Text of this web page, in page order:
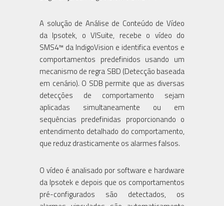
A solução de Análise de Conteúdo de Vídeo
da Ipsotek, o VISuite, recebe o vídeo do
SMS4™ da IndigoVision e identifica eventos e
comportamentos predefinidos usando um
mecanismo de regra SBD (Detecção baseada
em cenário). O SDB permite que as diversas
detecções de comportamento sejam
aplicadas simultaneamente ou em
sequências predefinidas proporcionando o
entendimento detalhado do comportamento,
que reduz drasticamente os alarmes falsos.
O vídeo é analisado por software e hardware
da Ipsotek e depois que os comportamentos
pré-configurados são detectados, os